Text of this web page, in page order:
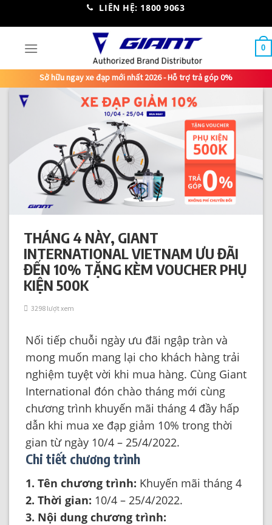
LIÊN HỆ: 1800 9063
0
Sở hữu ngay xe đạp mới nhất 2026 - Hỗ trợ trả góp 0%
THÁNG 4 NÀY, GIANT
INTERNATIONAL VIETNAM ƯU ĐÃI
ĐẾN 10% TẶNG KÈM VOUCHER PHỤ
KIỆN 500K
3298 lượt xem
Nối tiếp chuỗi ngày ưu đãi ngập tràn và
mong muốn mang lại cho khách hàng trải
nghiệm tuyệt vời khi mua hàng. Cùng Giant
International đón chào tháng mới cùng
chương trình khuyến mãi tháng 4 đầy hấp
dẫn khi mua xe đạp giảm 10% trong thời
gian từ ngày 10/4 – 25/4/2022.
Chi tiết chương trình
1. Tên chương trình: Khuyến mãi tháng 4
2. Thời gian: 10/4 – 25/4/2022.
3. Nội dung chương trình: